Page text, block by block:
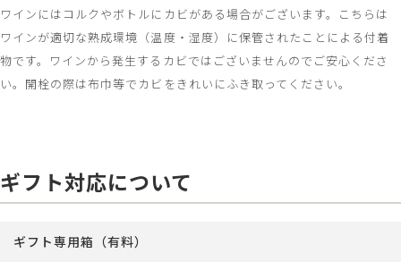
ワインにはコルクやボトルにカビがある場合がございます。こちらは
ワインが適切な熟成環境（温度・湿度）に保管されたことによる付着
物です。ワインから発生するカビではございませんのでご安心くださ
い。開栓の際は布巾等でカビをきれいにふき取ってください。
ギフト対応について
ギフト専用箱（有料）